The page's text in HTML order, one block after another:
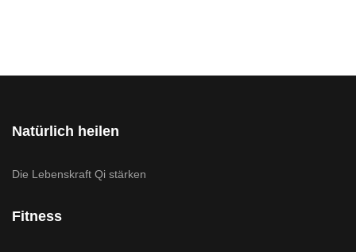
Natürlich heilen
Die Lebenskraft Qi stärken
Fitness